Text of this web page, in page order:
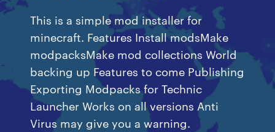
This is a simple mod installer for
minecraft. Features Install modsMake
modpacksMake mod collections World
backing up Features to come Publishing
Exporting Modpacks for Technic
Launcher Works on all versions Anti
Virus may give you a warning.